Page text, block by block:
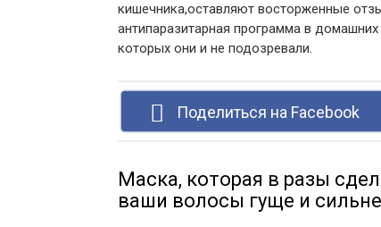
кишечника,оставляют восторженные
антипаразитарная программа в
которых они и не подозревали.
Поделиться на Facebook
Маска, которая в разы
ваши волосы гуще и